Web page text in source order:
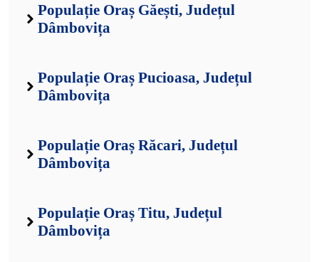
Populație Oraș Găești, Județul
Dâmbovița
Populație Oraș Pucioasa, Județul
Dâmbovița
Populație Oraș Răcari, Județul
Dâmbovița
Populație Oraș Titu, Județul
Dâmbovița